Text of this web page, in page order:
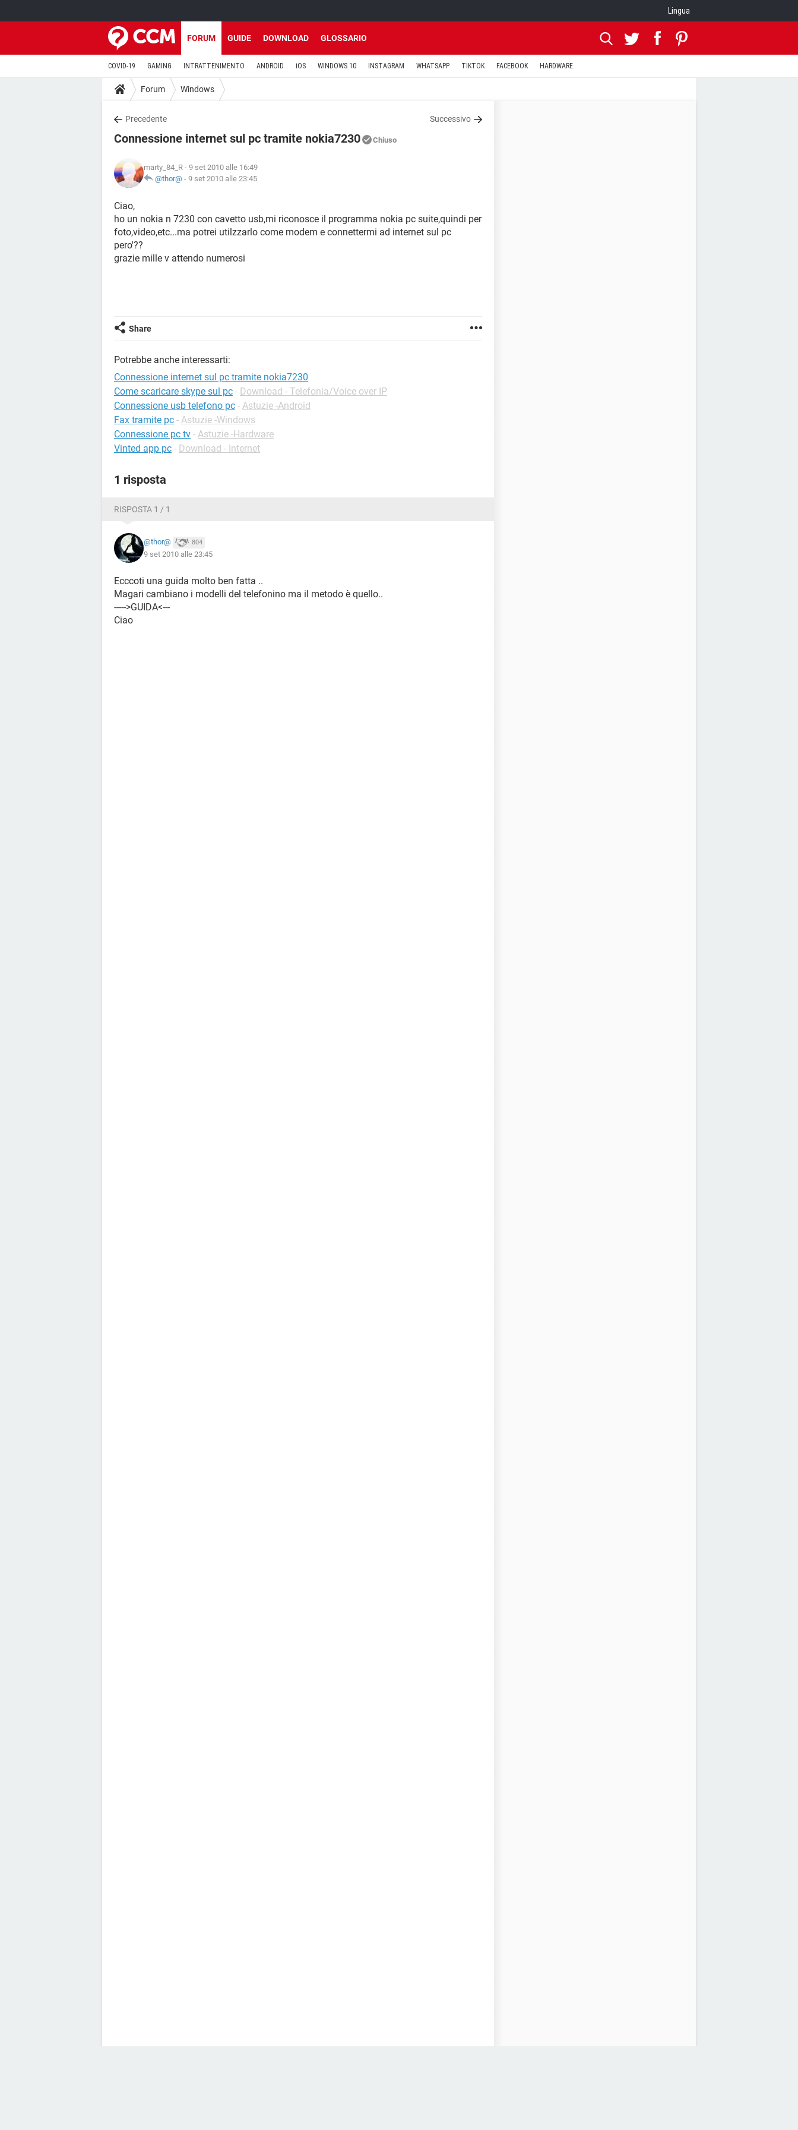
Lingua
FORUM GUIDE DOWNLOAD GLOSSARIO
COVID-19 GAMING INTRATTENIMENTO ANDROID iOS WINDOWS 10 INSTAGRAM WHATSAPP TIKTOK FACEBOOK HARDWARE
Forum Windows
Precedente Successivo
Connessione internet sul pc tramite nokia7230 Chiuso
marty_84_R - 9 set 2010 alle 16:49
@thor@ - 9 set 2010 alle 23:45
Ciao,
ho un nokia n 7230 con cavetto usb,mi riconosce il programma nokia pc suite,quindi per
foto,video,etc...ma potrei utilzzarlo come modem e connettermi ad internet sul pc
pero'??
grazie mille v attendo numerosi
Share
Potrebbe anche interessarti:
Connessione internet sul pc tramite nokia7230
Come scaricare skype sul pc - Download - Telefonia/Voice over IP
Connessione usb telefono pc - Astuzie -Android
Fax tramite pc - Astuzie -Windows
Connessione pc tv - Astuzie -Hardware
Vinted app pc - Download - Internet
1 risposta
RISPOSTA 1 / 1
@thor@ 804
9 set 2010 alle 23:45
Ecccoti una guida molto ben fatta ..
Magari cambiano i modelli del telefonino ma il metodo è quello..
----->GUIDA<---
Ciao